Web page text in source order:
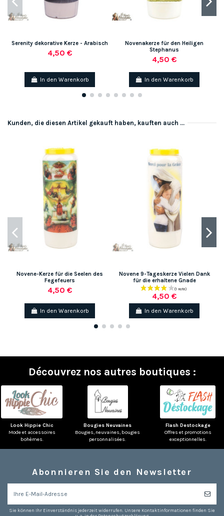
Serenity dekorative Kerze - Arabisch
4,50 €
In den Warenkorb
Novenakerze für den Heiligen
Stephanus
4,50 €
In den Warenkorb
Kunden, die diesen Artikel gekauft haben, kauften auch ...
Novene-Kerze für die Seelen des
Fegefeuers
4,50 €
In den Warenkorb
Novene 9-Tageskerze Vielen Dank
für die erhaltene Gnade
4,50 €
In den Warenkorb
Découvrez nos autres boutiques :
Look Hippie Chic
Mode et accessoires
bohèmes.
Bougies Neuvaines
Bougies, neuvaines, bougies
personnalisées.
Flash Destockage
Offres et promotions
exceptionnelles.
Abonnieren Sie den Newsletter
Sie können Ihr Einverständnis jederzeit widerrufen. Unsere Kontaktinformationen finden Sie